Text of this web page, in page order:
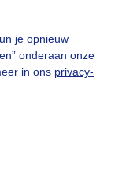
je opnieuw
onderaan onze
in ons privacy-